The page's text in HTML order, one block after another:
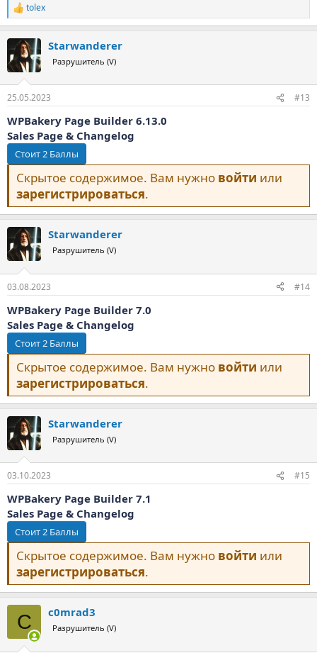
Р
е
к
ц
и
tolex
Starwanderer
Разрушитель (V)
25.05.2023 #13
WPBakery Page Builder 6.13.0
Sales Page & Changelog
Скрытое содержимое. Вам нужно войти или
зарегистрироваться.
Starwanderer
Разрушитель (V)
03.08.2023 #14
WPBakery Page Builder 7.0
Sales Page & Changelog
Скрытое содержимое. Вам нужно войти или
зарегистрироваться.
Starwanderer
Разрушитель (V)
03.10.2023 #15
WPBakery Page Builder 7.1
Sales Page & Changelog
Скрытое содержимое. Вам нужно войти или
зарегистрироваться.
C c0mrad3
Разрушитель (V)